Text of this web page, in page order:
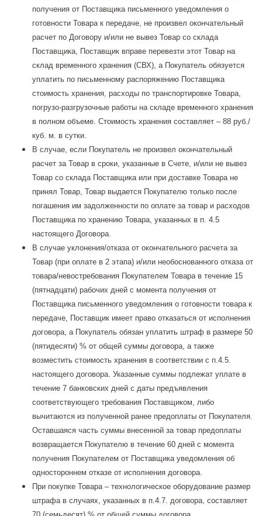
получения от Поставщика письменного уведомления о
готовности Товара к передаче, не произвел окончательный
расчет по Договору и/или не вывез Товар со склада
Поставщика, Поставщик вправе перевезти этот Товар на
склад временного хранения (СВХ), а Покупатель обязуется
уплатить по письменному распоряжению Поставщика
стоимость хранения, расходы по транспортировке Товара,
погрузо-разгрузочные работы на складе временного хранения
в полном объеме. Стоимость хранения составляет – 88 руб./
куб. м. в сутки.
В случае, если Покупатель не произвел окончательный
расчет за Товар в сроки, указанные в Счете, и/или не вывез
Товар со склада Поставщика или при доставке Товара не
принял Товар, Товар выдается Покупателю только после
погашения им задолженности по оплате за товар и расходов
Поставщика по хранению Товара, указанных в п. 4.5
настоящего Договора.
В случае уклонения/отказа от окончательного расчета за
Товар (при оплате в 2 этапа) и/или необоснованного отказа от
товара/невостребования Покупателем Товара в течение 15
(пятнадцати) рабочих дней с момента получения от
Поставщика письменного уведомления о готовности товара к
передаче, Поставщик имеет право отказаться от исполнения
договора, а Покупатель обязан уплатить штраф в размере 50
(пятидесяти) % от общей суммы договора, а также
возместить стоимость хранения в соответствии с п.4.5.
настоящего договора. Указанные суммы подлежат уплате в
течение 7 банковских дней с даты предъявления
соответствующего требования Поставщиком, либо
вычитаются из полученной ранее предоплаты от Покупателя.
Оставшаяся часть суммы внесенной за товар предоплаты
возвращается Покупателю в течение 60 дней с момента
получения Покупателем от Поставщика уведомления об
одностороннем отказе от исполнения договора.
При покупке Товара – технологическое оборудование размер
штрафа в случаях, указанных в п.4.7. договора, составляет